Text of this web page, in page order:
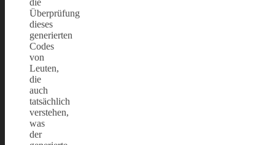
die
Überprüfung
dieses
generierten
Codes
von
Leuten,
die
auch
tatsächlich
verstehen,
was
der